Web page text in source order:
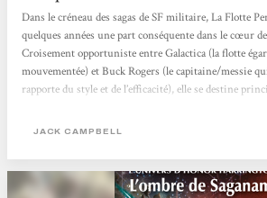
Dans le créneau des sagas de SF militaire, La Flotte
quelques années une part conséquente dans le cœur
Croisement opportuniste entre Galactica (la flotte
mouvementée) et Buck Rogers (le capitaine/messie
rapporte du style et de l’efficacité), elle se destine
d’officiers courageux ? Vous êtes un nostalgique du
JACK CAMPBELL